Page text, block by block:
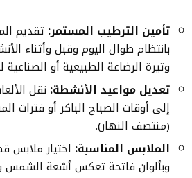
تأمين الترطيب المستمر: تقديم
بانتظام طوال اليوم وقبل وأثناء
وتيرة الرضاعة الطبيعية أو الصناعية
تعديل مواعيد الأنشطة: نقل
إلى أوقات الصباح الباكر أو فترات
(منتصف النهار).
الملابس المناسبة: اختيار ملابس
وبألوان فاتحة تعكس أشعة الشمس